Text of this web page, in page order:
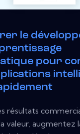
le
pour
résultats
valeur, augmentez